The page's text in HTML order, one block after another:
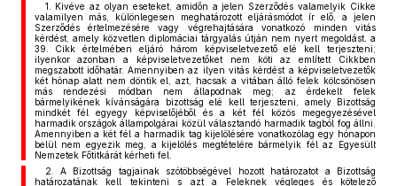
1. Kivéve az olyan eseteket, amidőn a jelen Szerződés valamelyik Cikke
valamilyen más, különlegesen meghatározott eljárásmódot ír elő, a jelen
Szerződés értelmezésére vagy végrehajtására vonatkozó minden vitás
kérdést, amely közvetlen diplomáciai tárgyalás útján nem nyert megoldást, a
39. Cikk értelmében eljáró három képviseletvezető elé kell terjeszteni;
ilyenkor azonban a képviseletvezetőket nem köti az említett Cikkben
megszabott időhatár. Amennyiben az ilyen vitás kérdést a képviseletvezetők
két hónap alatt nem döntik el, azt, hacsak a vitában álló felek kölcsönösen
más rendezési módban nem állapodnak meg; az érdekelt felek
bármelyikének kívánságára bizottság elé kell terjeszteni, amely Bizottság
mindkét fél egyegy képviselőjéből és a két fél közös megegyezésével
harmadik országok állampolgárai közül választandó harmadik tagból fog állni.
Amennyiben a két fél a harmadik tag kijelölésére vonatkozólag egy hónapon
belül nem egyezik meg, a kijelölés megtételére bármelyik fél az Egyesült
Nemzetek Főtitkárát kérheti fel.
2. A Bizottság tagjainak szótöbbségével hozott határozatot a Bizottság
határozatának kell tekinteni s azt a Feleknek végleges és kötelező